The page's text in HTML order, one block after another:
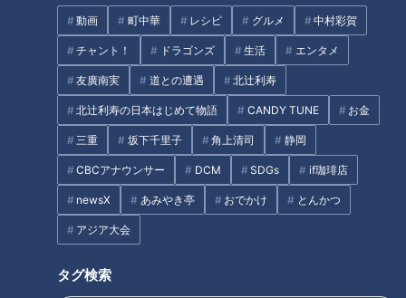
動画 町中華 レシピ グルメ 中村彩賀
チャント！ ドラゴンズ 生活 エンタメ
友廣南実 道との遭遇 北辻利寿
北辻利寿の日本はじめて物語 CANDY TUNE お金
三重 坂下千里子 角上清司 静岡
CBCアナウンサー DCM SDGs if珈琲店
newsX あみやき亭 おでかけ とんかつ
アジア大会
タグ検索
ますが、本人にとっては決して軽い決断ではありませんでし
me:tone編集部：「アイドルを卒業することへの不安はありま
したか？」
：「不安はありました。アイドルとして全力でやって
きた分、そうではない自分が想像できなくて、アイドルじゃな
くなる自分に、どんな価値があるんだろうと、そればかり考え
ていました」
周囲からは「もったいない」「続けたほうがいい」という声も